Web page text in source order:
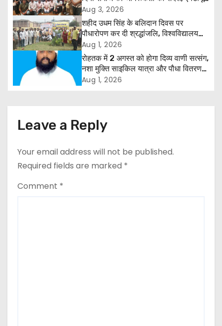
a
v
i
g
o
रोहतक में हजारों लोगों ने लिया संकल्प
Aug 3, 2026
शहीद उधम सिंह के बलिदान दिवस पर
पौधारोपण कर दी श्रद्धांजलि, विश्वविद्यालय
और राजपत्रित अवकाश बहाल करने की उठी
मांग
Aug 1, 2026
रोहतक में 2 अगस्त को होगा दिव्य वाणी सत्संग,
नशा मुक्ति साइकिल यात्रा और पौधा वितरण
कार्यक्रम
Aug 1, 2026
Leave a Reply
Your email address will not be published.
Required fields are marked *
Comment *